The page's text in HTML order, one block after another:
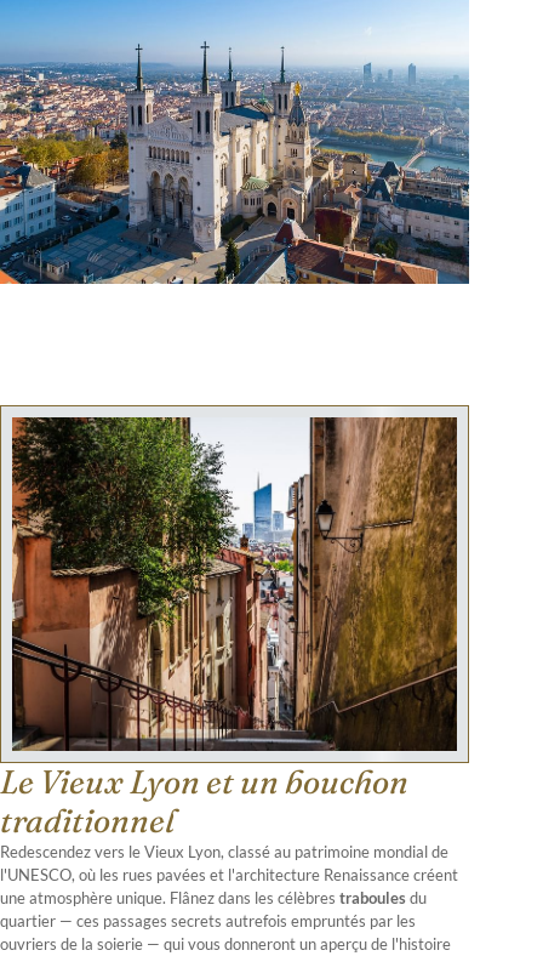
Le Vieux Lyon et un bouchon
traditionnel
Redescendez vers le Vieux Lyon, classé au patrimoine mondial de
l'UNESCO, où les rues pavées et l'architecture Renaissance créent
une atmosphère unique. Flânez dans les célèbres traboulesdu
quartier — ces passages secrets autrefois empruntés par les
ouvriers de la soierie — qui vous donneront un aperçu de l'histoire